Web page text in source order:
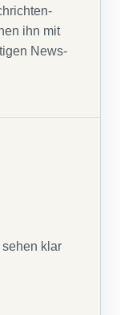
ihn mit
News-
klar